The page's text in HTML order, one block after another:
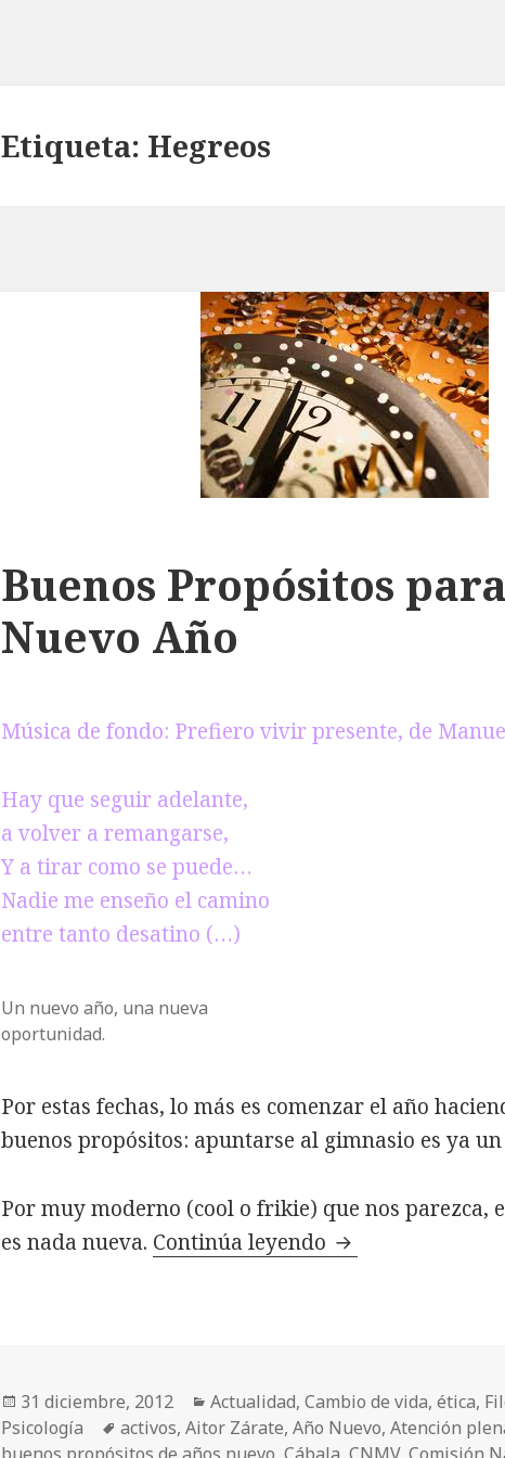
Etiqueta: Hegreos
Buenos Propósitos
Nuevo Año
Música de fondo: Prefiero vivir presente, de
Hay que seguir adelante,
a volver a remangarse,
Y a tirar como se puede…
Nadie me enseño el camino
entre tanto desatino (…)
Un nuevo año, una nueva
oportunidad.
Por estas fechas, lo más es comenzar el año
buenos propósitos: apuntarse al gimnasio es ya un
Por muy moderno (cool o frikie) que nos parezca,
es nada nueva. Continúa leyendo Buenos
Publicado
el
31 diciembre, 2012 Categorías
Actualidad,Cambio de vida,ética,
Psicología
Etiquetas
activos,Aitor Zárate,Año Nuevo,Atención